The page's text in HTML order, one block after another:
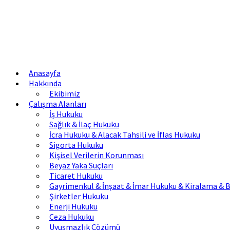
Anasayfa
Hakkında
Ekibimiz
Çalışma Alanları
İş Hukuku
Sağlık & İlaç Hukuku
İcra Hukuku & Alacak Tahsili ve İflas Hukuku
Sigorta Hukuku
Kişisel Verilerin Korunması
Beyaz Yaka Suçları
Ticaret Hukuku
Gayrimenkul & İnşaat & İmar Hukuku & Kiralama &
Şirketler Hukuku
Enerji Hukuku
Ceza Hukuku
Uyuşmazlık Çözümü